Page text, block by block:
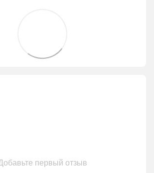
первый отзыв